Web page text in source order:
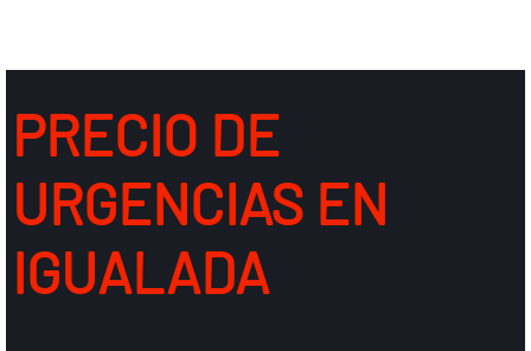
PRECIO DE
URGENCIAS EN
IGUALADA